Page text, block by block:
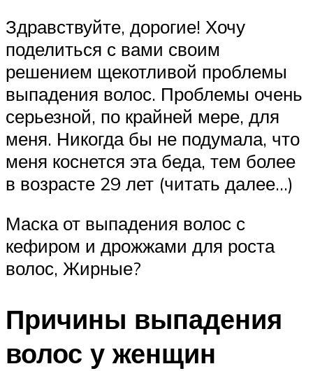
Здравствуйте, дорогие! Хочу
поделиться с вами своим
решением щекотливой проблемы
выпадения волос. Проблемы очень
серьезной, по крайней мере, для
меня. Никогда бы не подумала, что
меня коснется эта беда, тем более
в возрасте 29 лет (читать далее…)
Маска от выпадения волос с
кефиром и дрожжами для роста
волос, Жирные?
Причины выпадения
волос у женщин